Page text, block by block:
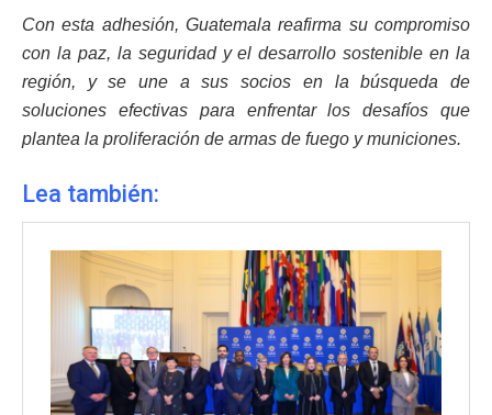
Con esta adhesión, Guatemala reafirma su compromiso
con la paz, la seguridad y el desarrollo sostenible en la
región, y se une a sus socios en la búsqueda de
soluciones efectivas para enfrentar los desafíos que
plantea la proliferación de armas de fuego y municiones.
Lea también: